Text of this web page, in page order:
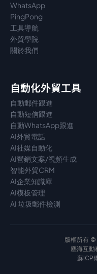
WhatsApp
PingPong
工具導航
外貿學院
關於我們
自動化外貿工具
自動郵件跟進
自動短信跟進
自動WhatsApp跟進
AI外貿電話
AI社媒自動化
AI營銷文案/視頻生成
智能外貿CRM
AI企業知識庫
AI模板管理
AI 垃圾郵件檢測
版權所有
塵海互動
蘇ICP